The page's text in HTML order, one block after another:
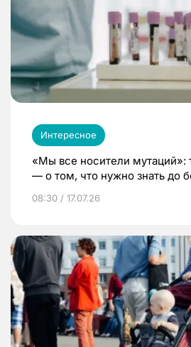
Интересное
«Мы все носители мутаций»:
— о том, что нужно знать до
08:30 / 17.07.26